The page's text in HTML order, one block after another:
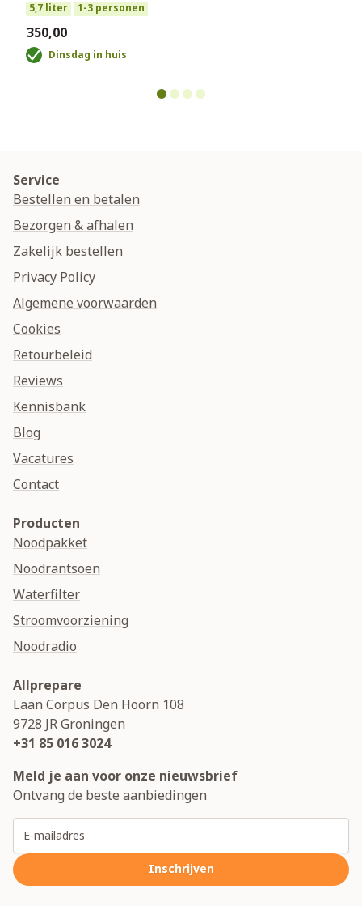
5,7 liter 1-3 personen
€350,00
Dinsdag in huis
Service
Bestellen en betalen
Bezorgen & afhalen
Zakelijk bestellen
Privacy Policy
Algemene voorwaarden
Cookies
Retourbeleid
Reviews
Kennisbank
Blog
Vacatures
Contact
Producten
Noodpakket
Noodrantsoen
Waterfilter
Stroomvoorziening
Noodradio
Allprepare
Laan Corpus Den Hoorn 108
9728 JRGroningen
+31 85 016 3024
Meld je aan voor onze nieuwsbrief
Ontvang de beste aanbiedingen
Inschrijven